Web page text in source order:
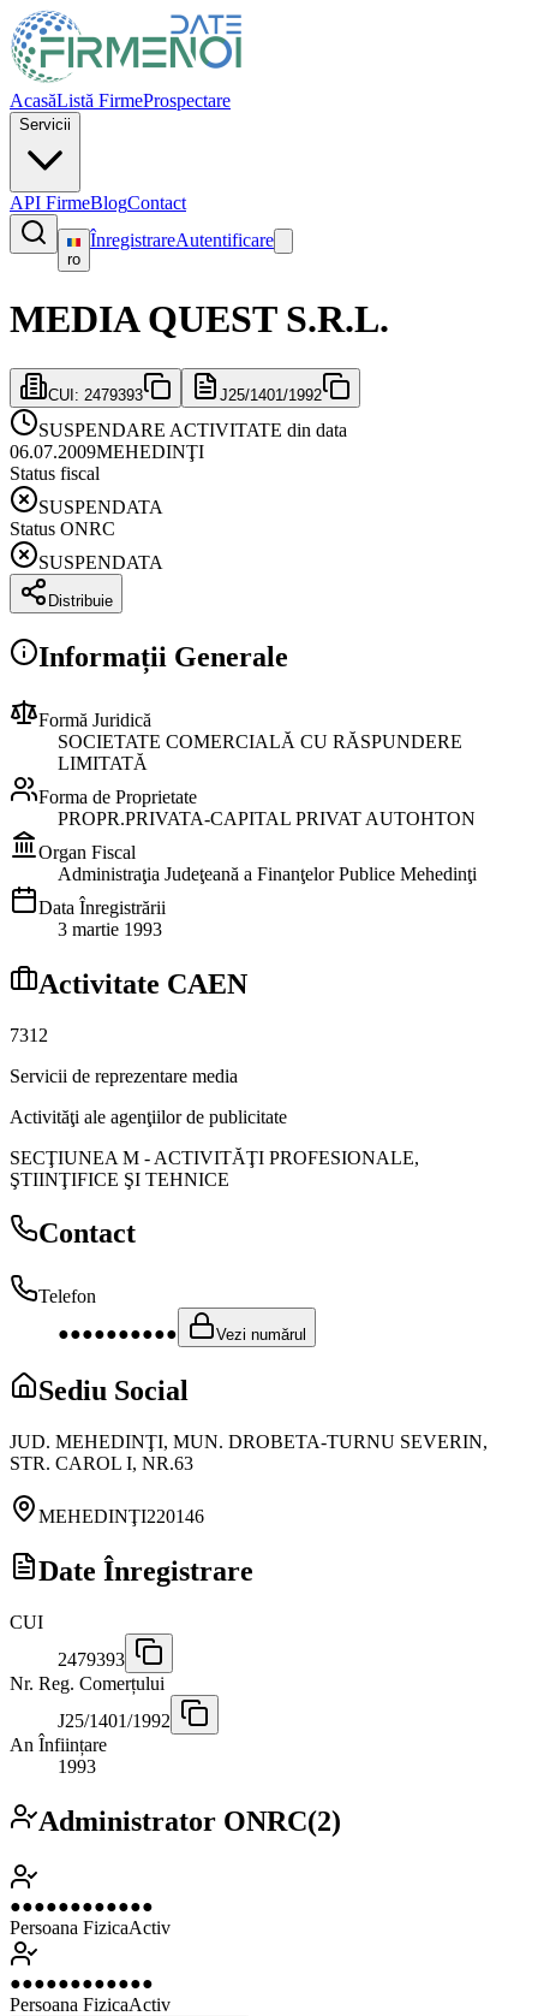
AcasăListă FirmeProspectare
Servicii
API FirmeBlogContact
ro
ÎnregistrareAutentificare
MEDIA QUEST S.R.L.
CUI: 2479393 J25/1401/1992
SUSPENDARE ACTIVITATE din data
06.07.2009MEHEDINŢI
Status fiscal
SUSPENDATA
Status ONRC
SUSPENDATA
Distribuie
Informații Generale
Formă Juridică
SOCIETATE COMERCIALĂ CU RĂSPUNDERE
LIMITATĂ
Forma de Proprietate
PROPR.PRIVATA-CAPITAL PRIVAT AUTOHTON
Organ Fiscal
Administraţia Judeţeană a Finanţelor Publice Mehedinţi
Data Înregistrării
3 martie 1993
Activitate CAEN
7312
Servicii de reprezentare media
Activităţi ale agenţiilor de publicitate
SECŢIUNEA M - ACTIVITĂŢI PROFESIONALE,
ŞTIINŢIFICE ŞI TEHNICE
Contact
Telefon
●●●●●●●●●●
Vezi numărul
Sediu Social
JUD. MEHEDINŢI, MUN. DROBETA-TURNU SEVERIN,
STR. CAROL I, NR.63
MEHEDINŢI220146
Date Înregistrare
CUI
2479393
Nr. Reg. Comerțului
J25/1401/1992
An Înființare
1993
Administrator ONRC(2)
●●●●●●●●●●●●
Persoana FizicaActiv
●●●●●●●●●●●●
Persoana FizicaActiv